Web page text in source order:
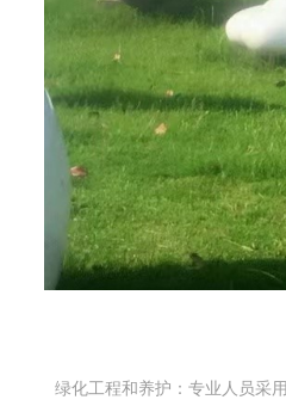
绿化工程和养护：专业人员采